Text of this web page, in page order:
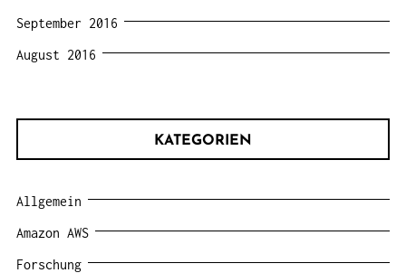
September 2016
August 2016
KATEGORIEN
Allgemein
Amazon AWS
Forschung